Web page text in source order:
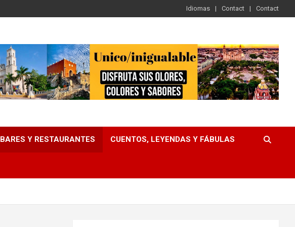
Idiomas Contact Contact
BARES Y RESTAURANTES CUENTOS, LEYENDAS Y FÁBULAS